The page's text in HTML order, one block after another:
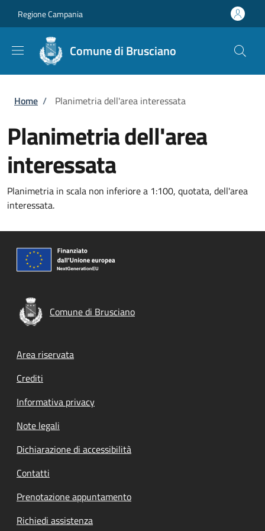
Regione Campania
Comune di Brusciano
Briciole di pane
Home / Planimetria dell'area interessata
Planimetria dell'area
interessata
Planimetria in scala non inferiore a 1:100, quotata, dell'area
interessata.
Comune di Brusciano
Footer menu
Area riservata
Crediti
Informativa privacy
Note legali
Dichiarazione di accessibilità
Contatti
Prenotazione appuntamento
Richiedi assistenza